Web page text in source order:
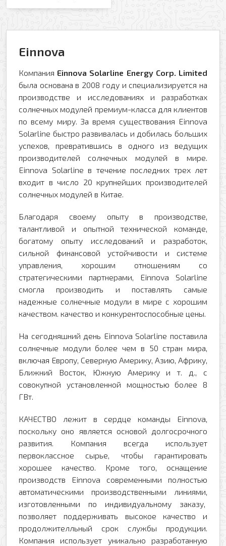
Einnova
Компания Einnova Solarline Energy Corp. Limited
была основана в 2008 году и специализируется на
производстве и исследованиях и разработках
солнечных модулей премиум-класса для клиентов
по всему миру. За время существования Einnova
Solarline быстро развивалась и добилась больших
успехов, превратившись в одного из ведущих
производителей солнечных модулей в мире.
Einnova Solarline в течение последних трех лет
входит в число 20 крупнейших производителей
солнечных модулей в Китае.
Благодаря своему опыту в производстве,
талантливой и опытной технической команде,
богатому опыту исследований и разработок,
сильной финансовой устойчивости и системе
управления, хорошим отношениям со
стратегическими партнерами, Einnova Solarline
смогла производить и поставлять самые
надежные солнечные модули в мире с хорошим
качеством. качество и конкурентоспособные цены.
На сегодняшний день Einnova Solarline поставила
солнечные модули более чем в 50 стран мира,
включая Европу, Северную Америку, Азию, Африку,
Ближний Восток, Южную Америку и т. д., с
совокупной установленной мощностью более 8
ГВт.
КАЧЕСТВО лежит в сердце команды Einnova,
поскольку оно является основой долгосрочного
развития.
Компания всегда использует
первоклассное сырье, чтобы гарантировать
хорошее качество.
Кроме того, оснащение
производств Einnova современными полностью
автоматическими производственными линиями,
изготовленными по индивидуальному заказу,
позволяет поддерживать высокое качество и
продолжителльный срок службы продукции.
Компания использует уникально разработанную
Заказать обратный звонок
Ваше имя
Ваш телефон
Комментарий
Я даю свое согласие на обработку моих
персональных данных в соответствии с
Политикой обработки персональных данных*
Перезвоните мне
Оформить заявку
Ваше имя
Ваш телефон
Ваш e-mail
Прикрепить файл
Добавить файл
Комментарий к заказу
Я даю свое согласие на обработку моих
персональных данных в соответствии с
Политикой обработки персональных данных